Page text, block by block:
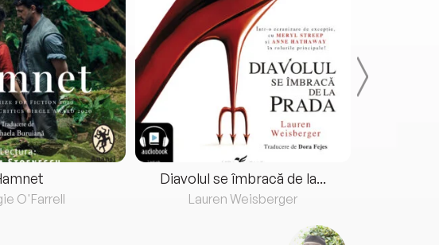
O'Farrell
Diavolul se îmbracă de la...
Lauren Weisberger